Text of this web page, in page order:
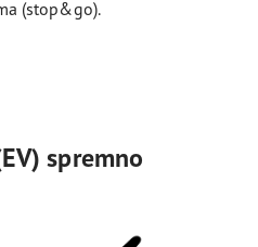
(stop&go).
spremno